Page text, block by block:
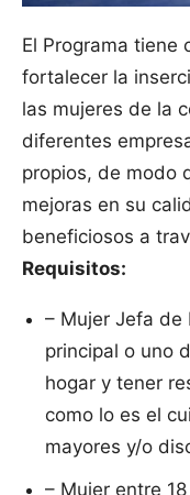
El Programa tiene
fortalecer la
las mujeres de la
diferentes
propios, de modo
mejoras en su
beneficiosos a
Requisitos:
– Mujer Jefa de
principal o uno
hogar y tener
como lo es el
mayores y/o
– Mujer entre